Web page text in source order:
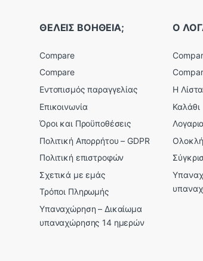
ΘΕΛΕΙΣ ΒΟΗΘΕΙΑ;
Compare
Compare
Εντοπισμός παραγγελίας
Επικοινωνία
Όροι και Προϋποθέσεις
Πολιτική Απορρήτου – GDPR
Πολιτική επιστροφών
Σχετικά με εμάς
Τρόποι Πληρωμής
Υπαναχώρηση – Δικαίωμα
υπαναχώρησης 14 ημερών
Ο
Η
Καλάθι